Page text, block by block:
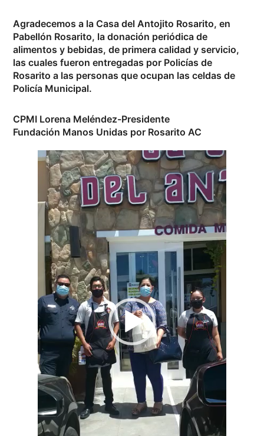
Agradecemos a la Casa del Antojito Rosarito, en
Pabellón Rosarito, la donación periódica de
alimentos y bebidas, de primera calidad y servicio,
las cuales fueron entregadas por Policías de
Rosarito a las personas que ocupan las celdas de
Policía Municipal.
CPMI Lorena Meléndez-Presidente
Fundación Manos Unidas por Rosarito AC
Reproductor
de
vídeo